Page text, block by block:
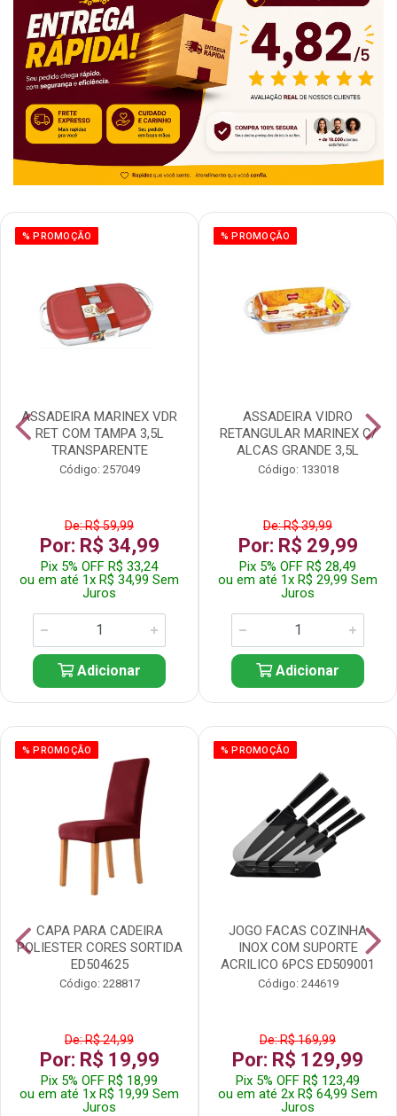
% PROMOÇÃO
ASSADEIRA MARINEX VDR
RET COM TAMPA 3,5L
TRANSPARENTE
Código: 257049
De: R$ 59,99
Por: R$ 34,99
Pix 5% OFF R$ 33,24
ou em até 1x R$ 34,99 Sem
Juros
Adicionar
% PROMOÇÃO
ASSADEIRA VIDRO
RETANGULAR MARINEX C/
ALCAS GRANDE 3,5L
Código: 133018
De: R$ 39,99
Por: R$ 29,99
Pix 5% OFF R$ 28,49
ou em até 1x R$ 29,99 Sem
Juros
Adicionar
% PROMOÇÃO
CAPA PARA CADEIRA
POLIESTER CORES SORTIDA
ED504625
Código: 228817
De: R$ 24,99
Por: R$ 19,99
Pix 5% OFF R$ 18,99
ou em até 1x R$ 19,99 Sem
Juros
% PROMOÇÃO
JOGO FACAS COZINHA
INOX COM SUPORTE
ACRILICO 6PCS ED509001
Código: 244619
De: R$ 169,99
Por: R$ 129,99
Pix 5% OFF R$ 123,49
ou em até 2x R$ 64,99 Sem
Juros